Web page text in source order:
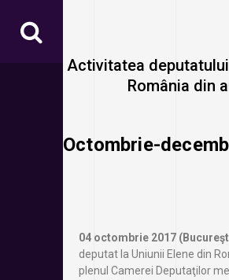
Activitatea
România din
Octombrie-
04 octombrie 2017
deputat la Uniunii Elene din
plenul Camerei Deputaţilor